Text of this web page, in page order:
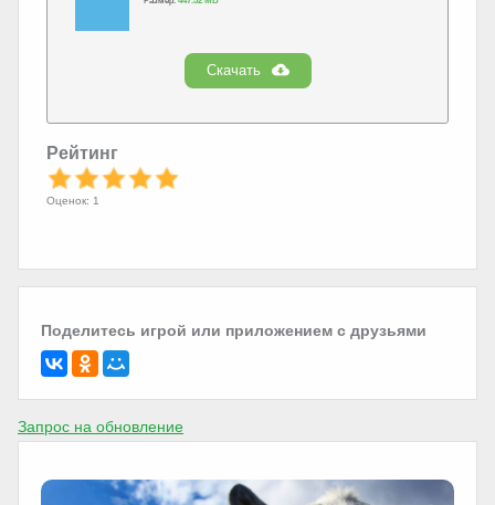
Скачать
Рейтинг
Оценок: 1
Поделитесь игрой или приложением с друзьями
Запрос на обновление